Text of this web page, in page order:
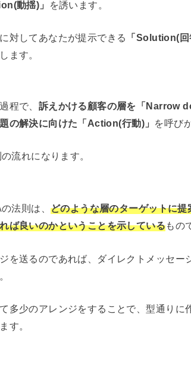
動揺)」
を誘います。
対してあなたが提示できる 「Solution(
ます。
程で、 訴えかける顧客の層を「Narrow
の解決に向けた「Action(行動)」 を呼び
流れになります。
法則は、どのような層のターゲットに
ば良いのかということを示しているもの
を送るのであれば、ダイレクトメッセー
多少のアレンジをすることで、型通りに
す。